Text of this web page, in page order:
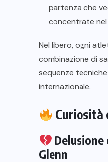
partenza che
concentrate nel
Nel libero, ogni
combinazione di
sequenze
internazionale.
Curiosità
Delusione
Glenn